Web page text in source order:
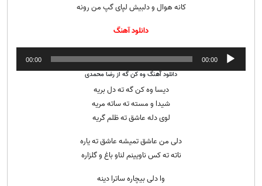
کانه هوال و دلبیش لپای گپ من رونه
دانلود آهنگ
پخش‌کننده
صوت
00:00
00:00
دانلود آهنگ وه کن گه از رضا محمدی
دیسا وه کن گه ته دل بریه
شیدا و مسته ته ساته مریه
لوی دله عاشق ته ظلم گریه
دلی من عاشق تمیشه عاشق ته یاره
ناته ته کس ناویینم لناو باغ و گلزاره
وا دلی بیچاره ساترا دینه